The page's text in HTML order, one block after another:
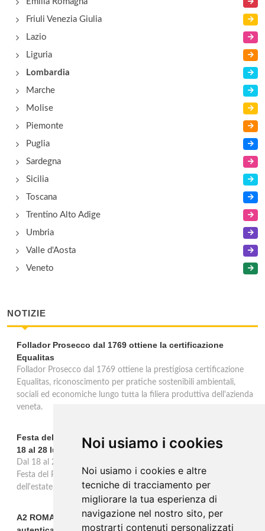
Noi usiamo i cookies
Noi usiamo i cookies e altre
tecniche di tracciamento per
migliorare la tua esperienza di
navigazione nel nostro sito, per
mostrarti contenuti personalizzati
via Varesina 43, Como
Friuli Venezia Giulia
Lazio
Liguria
Lombardia
Marche
Molise
Piemonte
Puglia
Sardegna
Sicilia
Toscana
Trentino Alto Adige
Umbria
Valle d'Aosta
Veneto
NOTIZIE
Follador Prosecco dal 1769 ottiene la certificazione
Equalitas
Follador Prosecco dal 1769 ottiene la prestigiosa certificazione
Equalitas, riconoscimento per pratiche sostenibili ambientali,
sociali ed economiche lungo tutta la filiera produttiva dell'azienda
veneta.
Festa del Pomodoro a Cappella di Querzè: 53ª edizione dal
18 al 28 luglio
Dal 18 al 28 luglio Cappella di Scorzè celebra la 53ª edizione della
Festa del Pomodoro, undici giorni dedicati al prodotto simbolo
dell'estate e alla tradizione agricola veneta.
A2 ROMA-NAPOLI, una serata dedicata alla cucina